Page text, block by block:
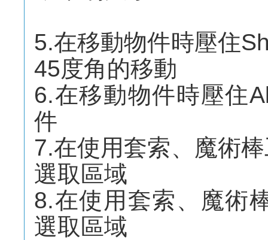
5.在移動物件時壓住
45度角的移動
6.在移動物件時壓住
件
7.在使用套索、魔術
選取區域
8.在使用套索、魔術
選取區域